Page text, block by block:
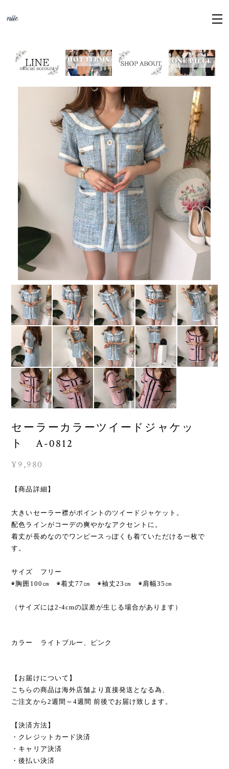
セーラーカラーツイードジャケッ
ト A-0812
¥9,980
【商品詳細】
大きいセーラー襟がポイントのツイードジャケット。
配色ラインがコーデの爽やかなアクセントに。
着丈が長めなのでワンピースっぽくも着ていただける一枚で
す。
サイズ フリー
◉胸囲100㎝ ◉着丈77㎝ ◉袖丈23㎝ ◉肩幅35㎝
（サイズには2-4cmの誤差が生じる場合があります）
カラー ライトブルー、ピンク
【お届けについて】
こちらの商品は海外店舗より直接発送となる為、
ご注文から2週間～4週間 前後でお届け致します。
【決済方法】
・クレジットカード決済
・キャリア決済
・後払い決済